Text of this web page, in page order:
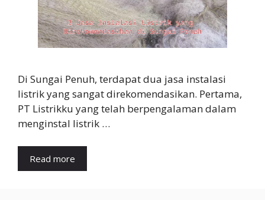
Di Sungai Penuh, terdapat dua jasa instalasi
listrik yang sangat direkomendasikan. Pertama,
PT Listrikku yang telah berpengalaman dalam
menginstal listrik …
Read more